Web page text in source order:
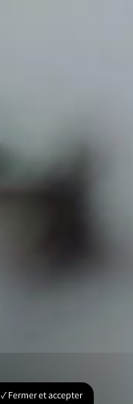
Fermer et accepter